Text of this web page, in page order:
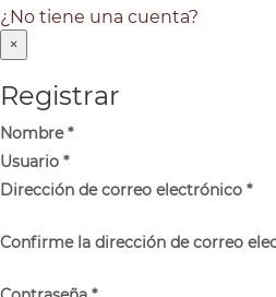
¿No tiene una cuenta?
×
Registrar
Nombre*
Usuario *
Dirección de correo electrónico *
Confirme la dirección de correo